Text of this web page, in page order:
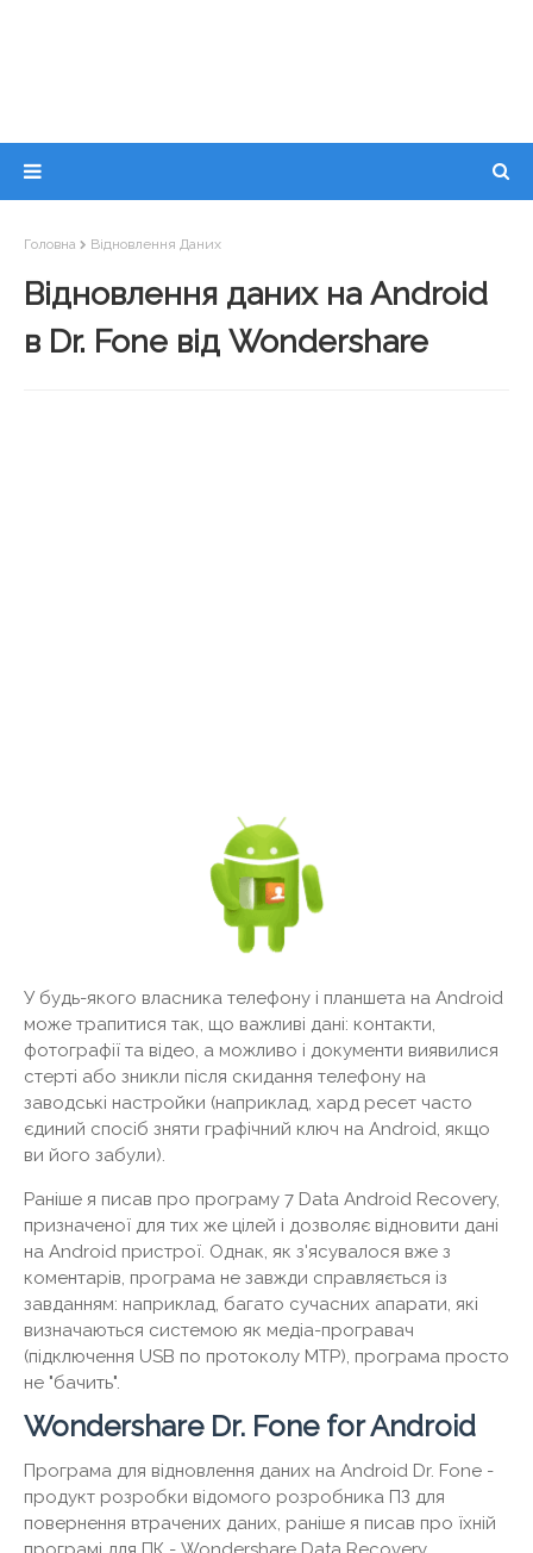
Головна Відновлення Даних
Відновлення даних на Android
в Dr. Fone від Wondershare
У будь-якого власника телефону і планшета на Android
може трапитися так, що важливі дані: контакти,
фотографії та відео, а можливо і документи виявилися
стерті або зникли після скидання телефону на
заводські настройки (наприклад, хард ресет часто
єдиний спосіб зняти графічний ключ на Android, якщо
ви його забули).
Раніше я писав про програму 7 Data Android Recovery,
призначеної для тих же цілей і дозволяє відновити дані
на Android пристрої. Однак, як з'ясувалося вже з
коментарів, програма не завжди справляється із
завданням: наприклад, багато сучасних апарати, які
визначаються системою як медіа-програвач
(підключення USB по протоколу MTP), програма просто
не "бачить".
Wondershare Dr. Fone for Android
Програма для відновлення даних на Android Dr. Fone -
продукт розробки відомого розробника ПЗ для
повернення втрачених даних, раніше я писав про їхній